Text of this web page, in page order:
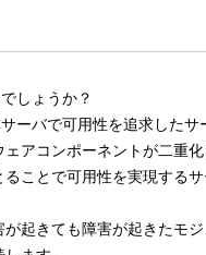
しょうか？
ーバで可用性を追求したサ
アコンポーネントが二重化
ることで可用性を実現する
起きても障害が起きたモ